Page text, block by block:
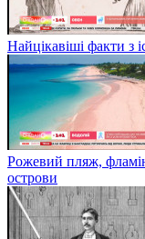
Найцікавіші факти з
Рожевий пляж,
острови